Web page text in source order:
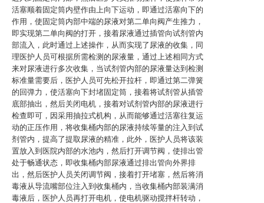
活塞顺着固定筒内壁作由上向下运动，即通过活塞向下的
作用，使固定筒内部中端的尿液对第二单向阀产生推力，
即实现第二单向阀的打开，接着尿液通过插管向试剂管内
部流入，此时通过上述操作，从而实现了尿液的收集，同
理医护人员可根据所需检测的尿液量，通过上述相同方式
来对尿液进行多次收集，当试剂管内部的尿液量达到检测
标准量需要后，医护人员可先松开拉杆，即通过第二弹簧
的回弹力，使活塞向下封堵固定筒，接着将试剂管从插管
底部抽出，然后关闭电机，接着对试剂管内部的尿液进行
检查即可，因采用抽拉式机构，从而能够通过活塞往复运
动的正压作用，将收集桶内部的尿液持续等量的注入到试
剂管内，提高了提取尿液的精准，此外，医护人员将该装
置放入到医院内部的水池内，然后打开调节阀，使排出管
处于畅通状态，即收集桶内部尿液通过排出管向外界排
出，然后医护人员关闭调节阀，接着打开堵塞，然后将消
毒液从导流嘴部位注入到收集桶内，当收集桶内部装满消
毒液后，医护人员再打开电机，使电机驱动搅拌杆转动，